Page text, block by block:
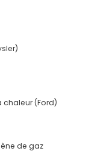
(Ford)
de gaz